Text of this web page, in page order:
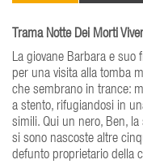
Trama Notte Dei Morti
La giovane Barbara e suo
per una visita alla tomba
che sembrano in trance:
a stento, rifugiandosi in
simili. Qui un nero, Ben,
si sono nascoste altre
defunto proprietario della